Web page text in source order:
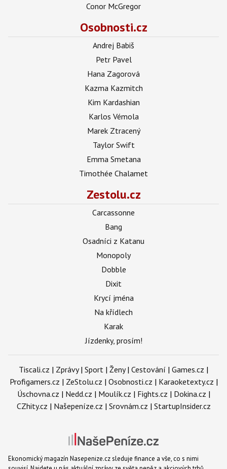
Conor McGregor
Osobnosti.cz
Andrej Babiš
Petr Pavel
Hana Zagorová
Kazma Kazmitch
Kim Kardashian
Karlos Vémola
Marek Ztracený
Taylor Swift
Emma Smetana
Timothée Chalamet
Zestolu.cz
Carcassonne
Bang
Osadníci z Katanu
Monopoly
Dobble
Dixit
Krycí jména
Na křídlech
Karak
Jízdenky, prosím!
Tiscali.cz | Zprávy| Sport | Ženy| Cestování | Games.cz |
Profigamers.cz | ZeStolu.cz | Osobnosti.cz | Karaoketexty.cz |
Úschovna.cz | Nedd.cz | Moulík.cz | Fights.cz | Dokina.cz |
CZhity.cz | Našepeníze.cz | Srovnám.cz | StartupInsider.cz
Ekonomický magazín Nasepenize.cz sleduje finance a vše, co s nimi